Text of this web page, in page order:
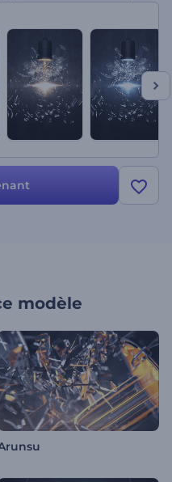
les publicités télévisées, les
Allumez votre logo,
plus tarder !
modèle